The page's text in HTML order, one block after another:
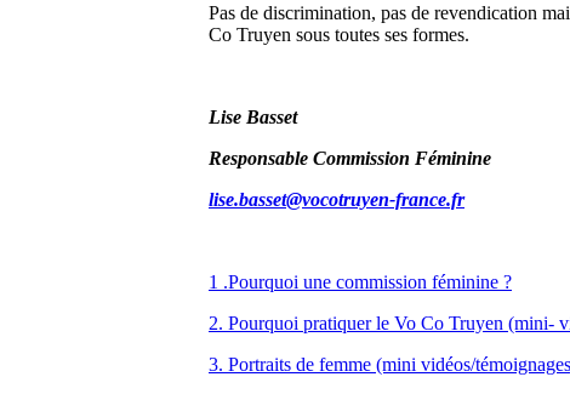
Pas de discrimination, pas de revendication
Co Truyen sous toutes ses formes.
Lise Basset
Responsable Commission Féminine
lise.basset@vocotruyen-france.fr
1 .Pourquoi une commission féminine ?
2. Pourquoi pratiquer le Vo Co Truyen (mini-
3. Portraits de femme (mini vidéos/